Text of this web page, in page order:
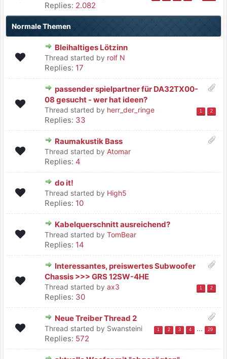
Replies: 2.082
Normale Themen
Bleihaltiges Lötzinn
Thread started by rolf N
Replies: 17
passender spielpartner für DA32TX00-
08 gesucht - wer hat ideen?
Thread started by herr_der_ringe 1 2
Replies: 33
Raumakustik Bass
Thread started by Atomar
Replies: 4
do it!
Thread started by High5
Replies: 10
Kabelquerschnitt ausreichend?
Thread started by TomBear
Replies: 14
Interessantes, preiswertes Subwoofer
Chassis >>> GRS 12SW-4HE
Thread started by ax3 1 2
Replies: 30
Neue Treiber Thread 2
Thread started by Swansteini 1 2 3 4 ... 29
Replies: 572